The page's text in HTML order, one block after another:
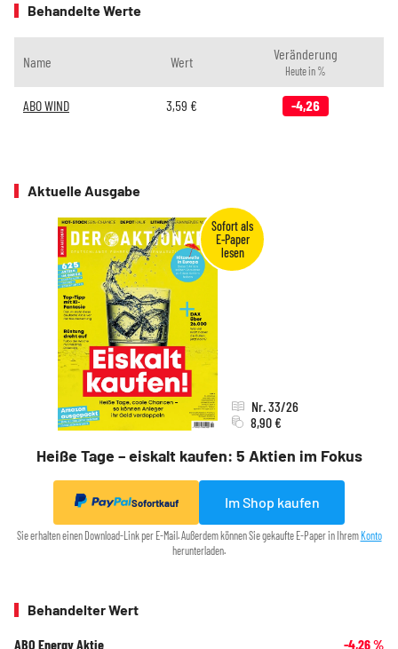
Behandelte Werte
Name Wert Veränderung
Heute in %
ABO WIND 3,59 € -4,26
Aktuelle Ausgabe
Heiße Tage – eiskalt kaufen: 5 Aktien im Fokus
Nr. 33/26
8,90 €
Sofortkauf Im Shop kaufen
Sie erhalten einen Download-Link per E-Mail. Außerdem können Sie gekaufte E-Paper in Ihrem Konto
herunterladen.
Behandelter Wert
ABO Energy Aktie -4,26%